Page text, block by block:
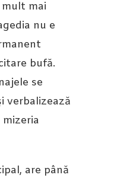
mult mai
nu e
bufă.
se
verbalizează
are până